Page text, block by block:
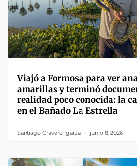
Viajó a Formosa para ver
amarillas y terminó
realidad poco conocida: la
en el Bañado La Estrella
Santiago Cravero Igarza junio 8, 2026